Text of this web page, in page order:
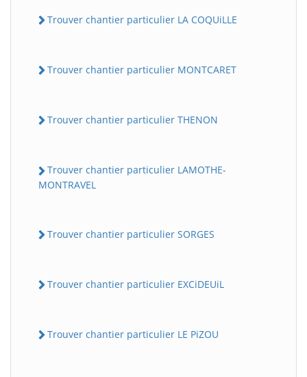
Trouver chantier particulier LA COQUiLLE
Trouver chantier particulier MONTCARET
Trouver chantier particulier THENON
Trouver chantier particulier LAMOTHE-
MONTRAVEL
Trouver chantier particulier SORGES
Trouver chantier particulier EXCiDEUiL
Trouver chantier particulier LE PiZOU